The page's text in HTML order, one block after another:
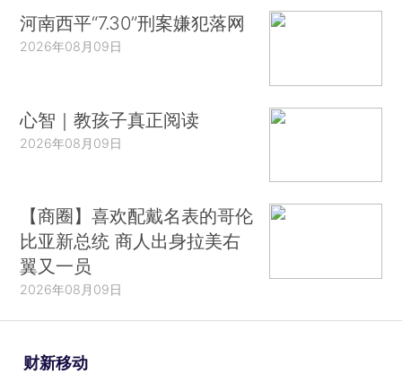
河南西平“7.30”刑案嫌犯落网
2026年08月09日
心智｜教孩子真正阅读
2026年08月09日
【商圈】喜欢配戴名表的哥伦
比亚新总统 商人出身拉美右
翼又一员
2026年08月09日
财新移动